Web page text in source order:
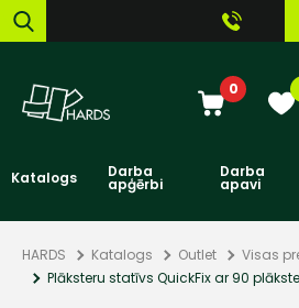
0
Katalogs Darba
apģērbi
Darba
apavi
HARDS Katalogs Outlet
Visas
Plāksteru statīvs QuickFix ar 90